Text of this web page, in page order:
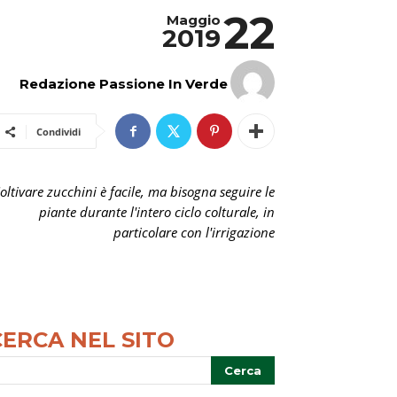
22
Maggio
2019
Redazione Passione In Verde
Condividi
zucchini è facile, ma bisogna seguire le
piante durante l'intero ciclo colturale, in
particolare con l'irrigazione
NEL SITO